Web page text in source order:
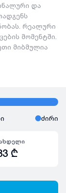
და
რეალური
მომენტში.
მიბმულია
ძირი
₾